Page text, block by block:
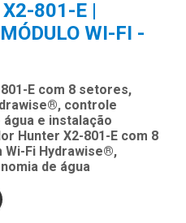
801-E |
WI-FI -
E com 8 setores,
controle
e instalação
Hunter X2-801-E com 8
Fi Hydrawise®,
de água